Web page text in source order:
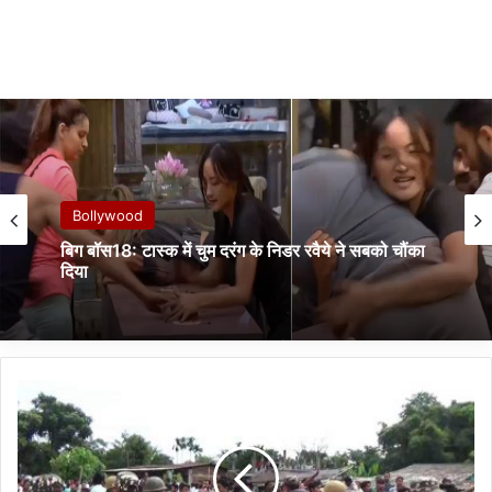
Bollywood
बिग बॉस18: टास्क में चुम दरंग के निडर रवैये ने सबको चौंका
दिया
स
म
:
ति